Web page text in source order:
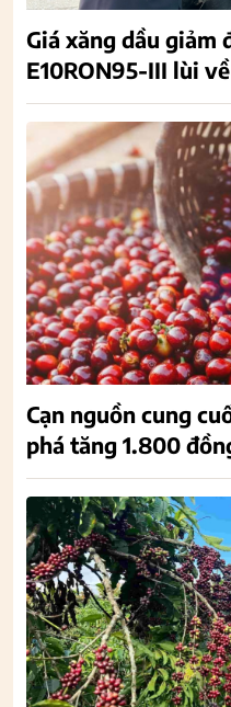
Giá xăng dầu giảm
E10RON95-III lùi
Cạn nguồn cung
phá tăng 1.800